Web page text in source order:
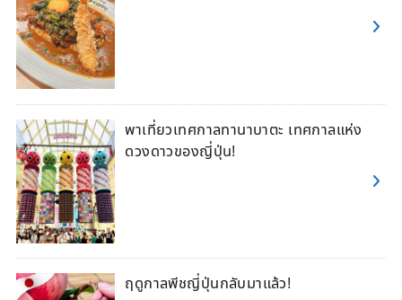
พาเที่ยวเทศกาลทานาบาตะ เทศกาลแห่ง
ดวงดาวของญี่ปุ่น!
ฤดูกาลพีชญี่ปุ่นกลับมาแล้ว!